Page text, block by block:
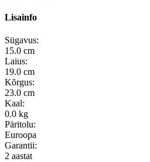
Lisainfo
Sügavus:
15.0 cm
Laius:
19.0 cm
Kõrgus:
23.0 cm
Kaal:
0.0 kg
Päritolu:
Euroopa
Garantii:
2 aastat